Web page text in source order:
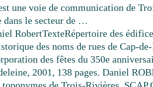
une voie de communication de
dans le secteur de …
RobertTexteRépertoire des
des noms de rues de Cap-
des fêtes du 350e
2001, 138 pages. Daniel